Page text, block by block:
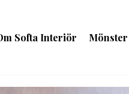
Softa Interiör